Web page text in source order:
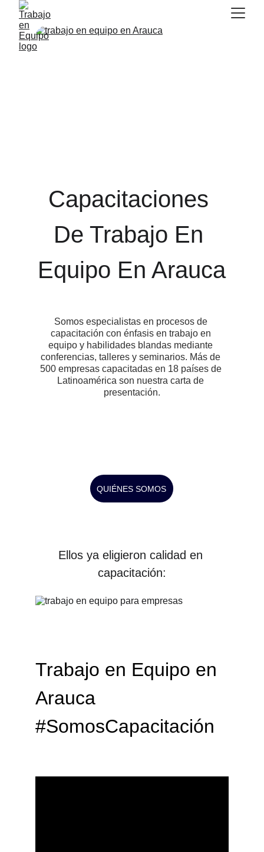
Capacitaciones
De Trabajo En
Equipo En Arauca
Somos especialistas en procesos de
capacitación con énfasis en trabajo en
equipo y habilidades blandas mediante
conferencias, talleres y seminarios. Más de
500 empresas capacitadas en 18 países de
Latinoamérica son nuestra carta de
presentación.
QUIÉNES SOMOS
Ellos ya eligieron calidad en
capacitación:
Trabajo en Equipo en
Arauca
#SomosCapacitación